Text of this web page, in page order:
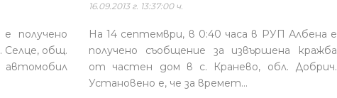
получено
Селце, общ.
автомобил
16.09.2013 г. 13:37:00 ч.
На 14 септември, в 0:40 часа в РУП Албена е
получено съобщение за извършена кражба
от частен дом в с. Кранево, обл. Добрич.
Установено е, че за времет...